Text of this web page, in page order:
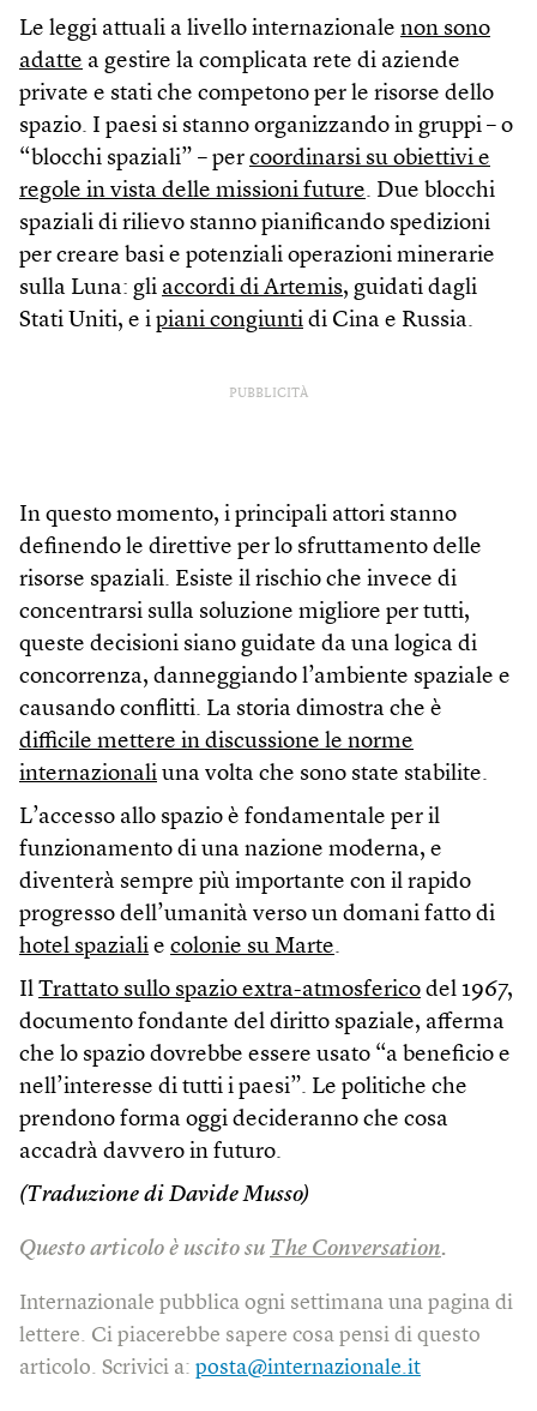
Le leggi attuali a livello internazionale non sono
adatte a gestire la complicata rete di aziende
private e stati che competono per le risorse dello
spazio. I paesi si stanno organizzando in gruppi – o
“blocchi spaziali” – per coordinarsi su obiettivi e
regole in vista delle missioni future. Due blocchi
spaziali di rilievo stanno pianificando spedizioni
per creare basi e potenziali operazioni minerarie
sulla Luna: gli accordi di Artemis, guidati dagli
Stati Uniti, e i piani congiunti di Cina e Russia.
PUBBLICITÀ
In questo momento, i principali attori stanno
definendo le direttive per lo sfruttamento delle
risorse spaziali. Esiste il rischio che invece di
concentrarsi sulla soluzione migliore per tutti,
queste decisioni siano guidate da una logica di
concorrenza, danneggiando l’ambiente spaziale e
causando conflitti. La storia dimostra che è
difficile mettere in discussione le norme
internazionali una volta che sono state stabilite.
L’accesso allo spazio è fondamentale per il
funzionamento di una nazione moderna, e
diventerà sempre più importante con il rapido
progresso dell’umanità verso un domani fatto di
hotel spaziali e colonie su Marte.
Il Trattato sullo spazio extra-atmosferico del 1967,
documento fondante del diritto spaziale, afferma
che lo spazio dovrebbe essere usato “a beneficio e
nell’interesse di tutti i paesi”. Le politiche che
prendono forma oggi decideranno che cosa
accadrà davvero in futuro.
(Traduzione di Davide Musso)
Questo articolo è uscito su The Conversation.
Internazionale pubblica ogni settimana una pagina di
lettere. Ci piacerebbe sapere cosa pensi di questo
articolo. Scrivici a: posta@internazionale.it